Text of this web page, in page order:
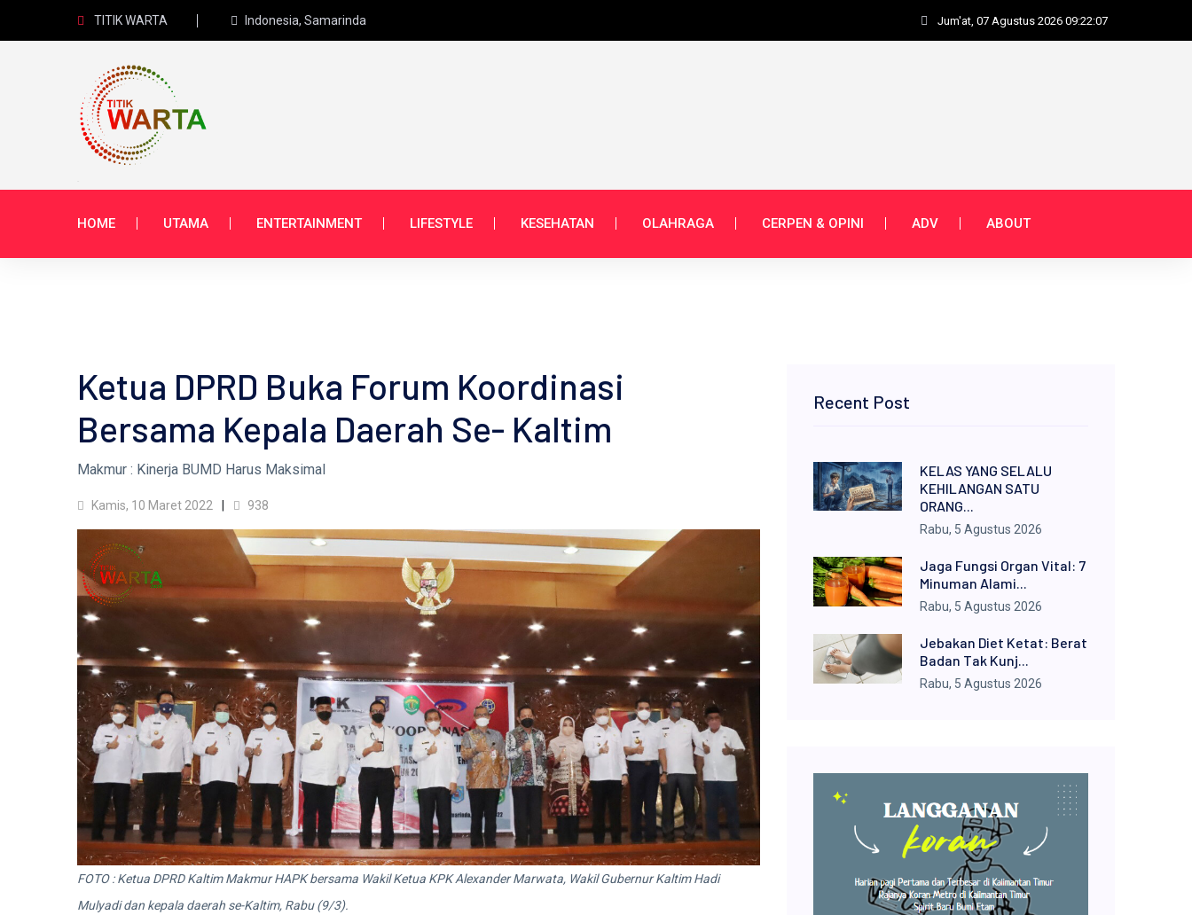
TITIK WARTA Indonesia, Samarinda Jum'at, 07 Agustus 2026 09:22:08
HOME UTAMA ENTERTAINMENT LIFESTYLE KESEHATAN OLAHRAGA CERPEN & OPINI ADV ABOUT
Ketua DPRD Buka Forum Koordinasi
Bersama Kepala Daerah Se- Kaltim
Makmur : Kinerja BUMD Harus Maksimal
Kamis, 10 Maret 2022 938
FOTO : Ketua DPRD Kaltim Makmur HAPK bersama Wakil Ketua KPK Alexander Marwata, Wakil Gubernur Kaltim Hadi
Mulyadi dan kepala daerah se-Kaltim, Rabu (9/3).
Recent Post
KELAS YANG SELALU
KEHILANGAN SATU
ORANG...
Rabu, 5 Agustus 2026
Jaga Fungsi Organ Vital: 7
Minuman Alami...
Rabu, 5 Agustus 2026
Jebakan Diet Ketat: Berat
Badan Tak Kunj...
Rabu, 5 Agustus 2026